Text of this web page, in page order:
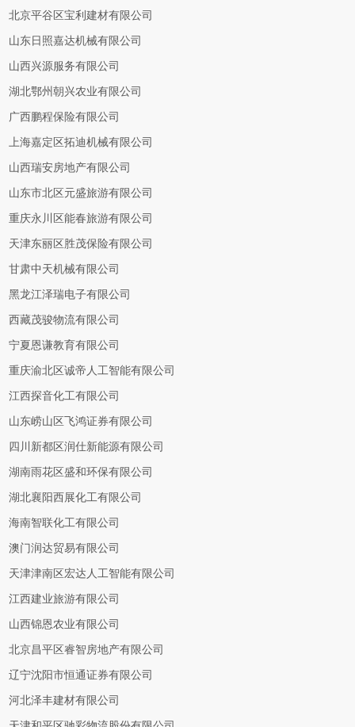
北京平谷区宝利建材有限公司
山东日照嘉达机械有限公司
山西兴源服务有限公司
湖北鄂州朝兴农业有限公司
广西鹏程保险有限公司
上海嘉定区拓迪机械有限公司
山西瑞安房地产有限公司
山东市北区元盛旅游有限公司
重庆永川区能春旅游有限公司
天津东丽区胜茂保险有限公司
甘肃中天机械有限公司
黑龙江泽瑞电子有限公司
西藏茂骏物流有限公司
宁夏恩谦教育有限公司
重庆渝北区诚帝人工智能有限公司
江西探音化工有限公司
山东崂山区飞鸿证券有限公司
四川新都区润仕新能源有限公司
湖南雨花区盛和环保有限公司
湖北襄阳西展化工有限公司
海南智联化工有限公司
澳门润达贸易有限公司
天津津南区宏达人工智能有限公司
江西建业旅游有限公司
山西锦恩农业有限公司
北京昌平区睿智房地产有限公司
辽宁沈阳市恒通证券有限公司
河北泽丰建材有限公司